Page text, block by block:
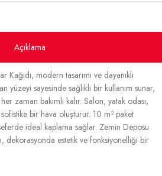
Açıklama
modern tasarımı ve dayanıklı
yüzeyi sayesinde sağlıklı bir kullanım sunar,
zaman bakımlı kalır. Salon, yatak odası,
bir hava oluşturur. 10 m² paket
ideal kaplama sağlar. Zemin Deposu
dekorasyonda estetik ve fonksiyonelliği bir